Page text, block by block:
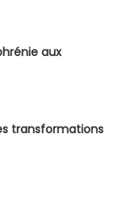
aux
transformations